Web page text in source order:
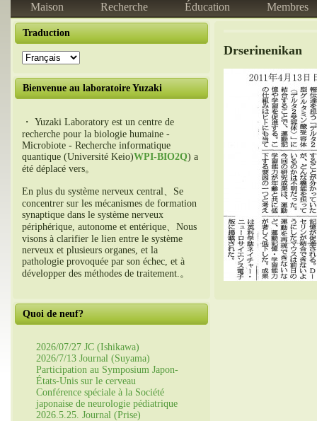
Maison Recherche Éducation Membres
Traduction
Bienvenue au laboratoire Yuzaki
・ Yuzaki Laboratory est un centre de
recherche pour la biologie humaine -
Microbiote - Recherche informatique
quantique (Université Keio)WPI-BIO2Q) a
été déplacé vers。
En plus du système nerveux central、Se
concentrer sur les mécanismes de formation
synaptique dans le système nerveux
périphérique, autonome et entérique、Nous
visons à clarifier le lien entre le système
nerveux et plusieurs organes, et la
pathologie provoquée par son échec, et à
développer des méthodes de traitement.。
Quoi de neuf?
2026/07/27 JC (Ishikawa)
2026/7/13 Journal (Suyama)
Participation au Symposium Japon-
États-Unis sur le cerveau
Conférence spéciale à la Société
japonaise de neurologie pédiatrique
2026.5.25. Journal (Prise)
Drserinenikan